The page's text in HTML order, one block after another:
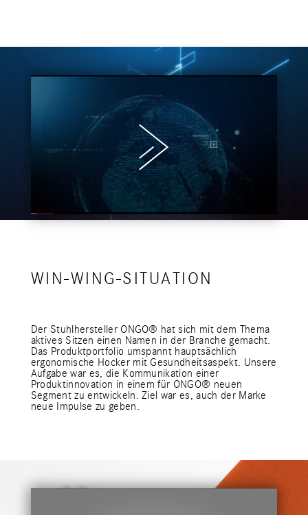
WIN-WING-SITUATION
Der Stuhlhersteller ONGO® hat sich mit dem Thema
aktives Sitzen einen Namen in der Branche gemacht.
Das Produktportfolio umspannt hauptsächlich
ergonomische Hocker mit Gesundheitsaspekt. Unsere
Aufgabe war es, die Kommunikation einer
Produktinnovation in einem für ONGO® neuen
Segment zu entwickeln. Ziel war es, auch der Marke
neue Impulse zu geben.